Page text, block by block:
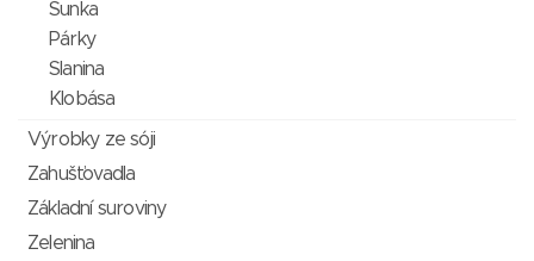
Šunka
Párky
Slanina
Klobása
Výrobky ze sóji
Zahušťovadla
Základní suroviny
Zelenina